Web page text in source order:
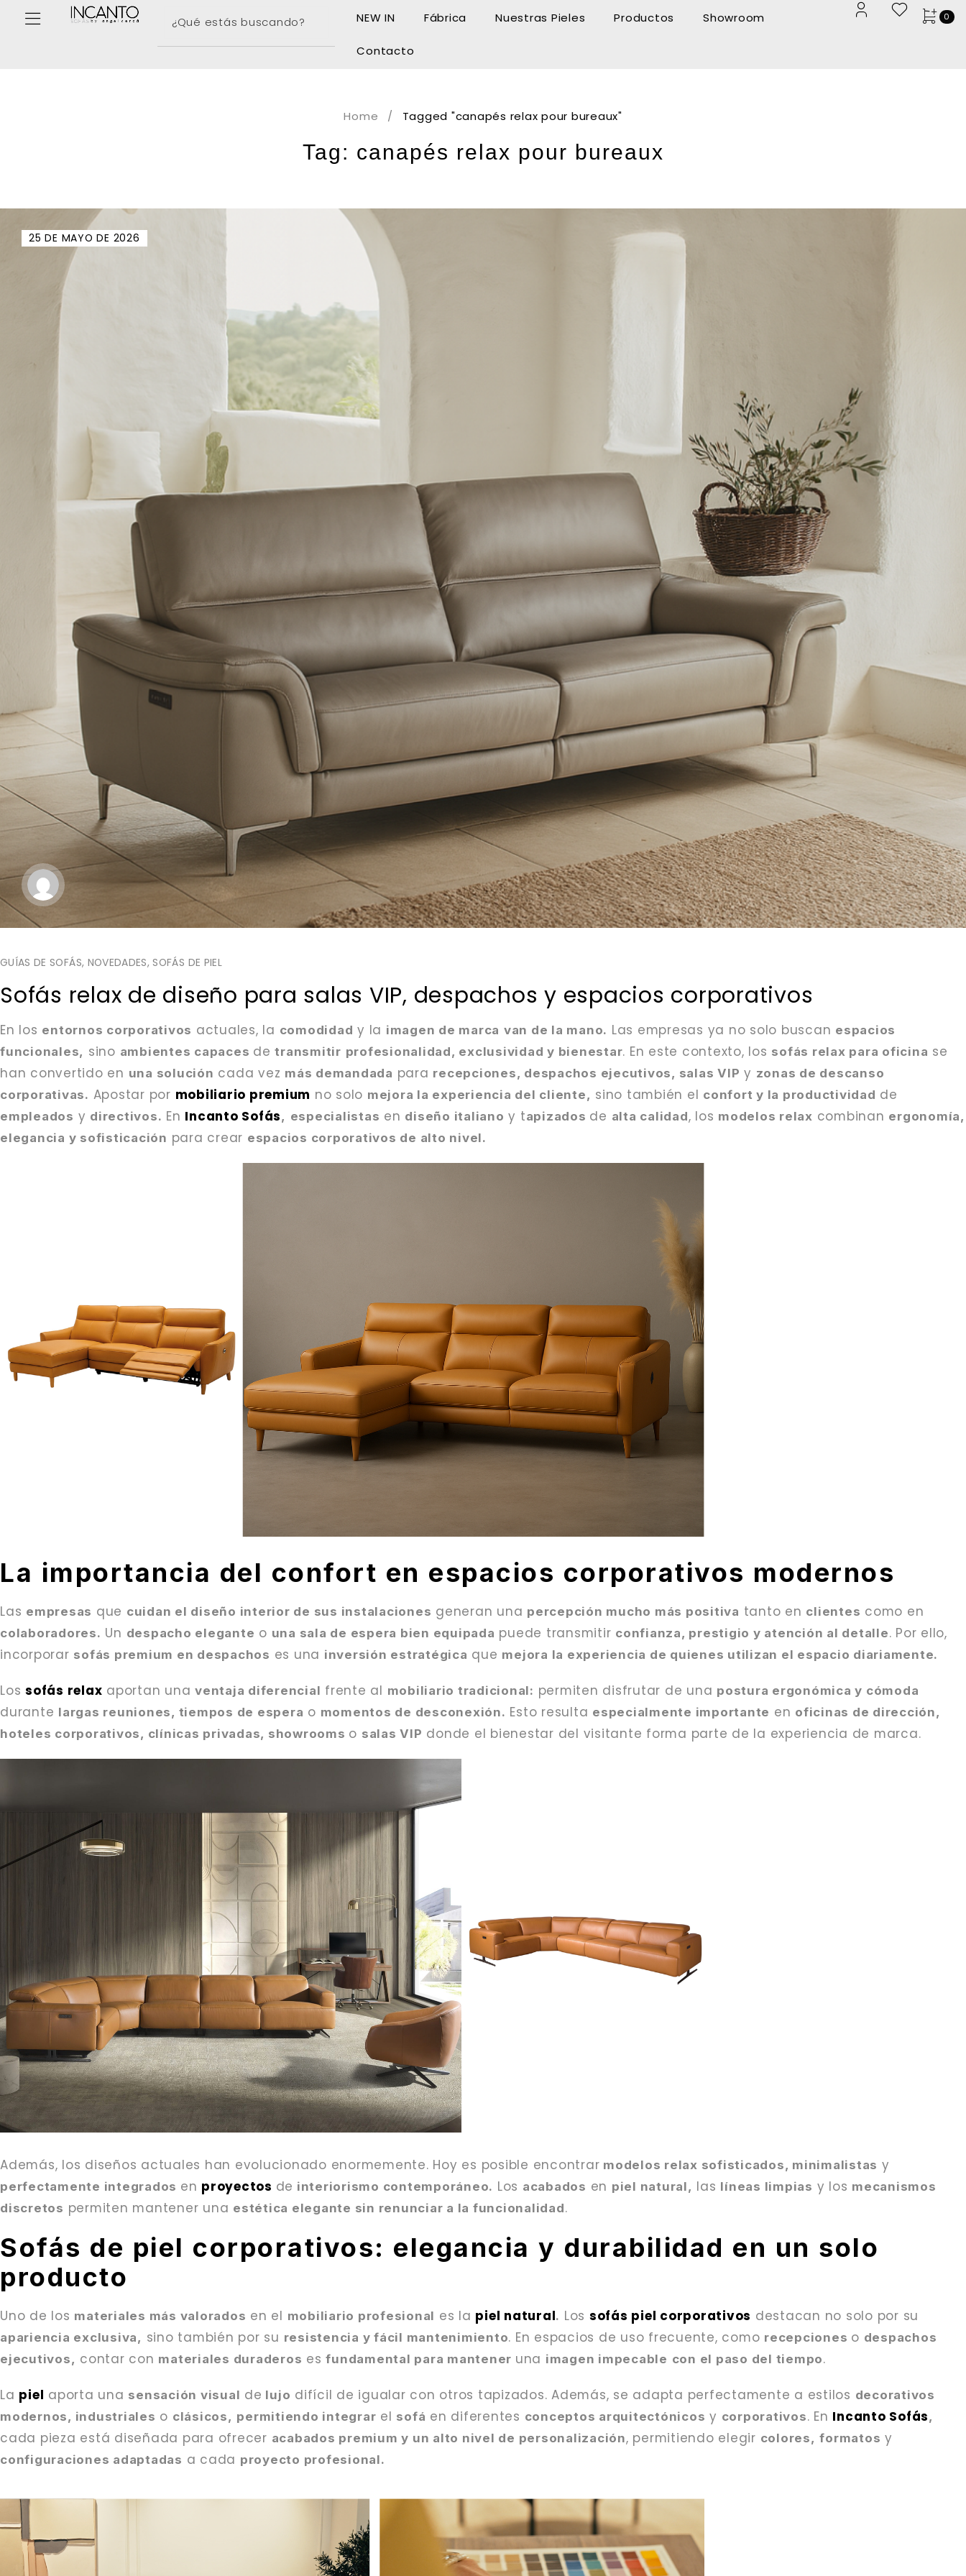
NEW IN Fábrica Nuestras Pieles Productos Showroom
Contacto
0
Tag: canapés relax pour bureaux
Home / Tagged "canapés relax pour bureaux"
25 DE MAYO DE 2026
GUÍAS DE SOFÁS, NOVEDADES,SOFÁS DE PIEL
Sofás relax de diseño para salas VIP, despachos y espacios corporativos
En los entornos corporativos actuales, la comodidad y la imagen de marca van de la mano. Las empresas ya no solo buscan espacios
funcionales, sino ambientes capaces detransmitir profesionalidad, exclusividad y bienestar. En este contexto, los sofás relax para oficina se
han convertido en una solución cada vez más demandada para recepciones, despachos ejecutivos, salas VIP y zonas de descanso
corporativas. Apostar por mobiliario premium no solo mejora la experiencia del cliente, sino también el confort y la productividad de
empleados y directivos. En Incanto Sofás, especialistas en diseño italiano y tapizados de alta calidad, los modelos relax combinan ergonomía,
elegancia y sofisticación para crear espacios corporativos de alto nivel.
La importancia del confort en espacios corporativos modernos
Las empresas que cuidan el diseño interior de sus instalaciones generan una percepción mucho más positiva tanto en clientes como en
colaboradores. Un despacho elegante o una sala de espera bien equipada puede transmitir confianza, prestigio y atención al detalle. Por ello,
incorporar sofás premium en despachos es una inversión estratégica que mejora la experiencia de quienes utilizan el espacio diariamente.
Los sofás relax aportan una ventaja diferencial frente al mobiliario tradicional: permiten disfrutar de una postura ergonómica y cómoda
durante largas reuniones, tiempos de espera o momentos de desconexión. Esto resulta especialmente importante en oficinas de dirección,
hoteles corporativos, clínicas privadas, showrooms o salas VIP donde el bienestar del visitante forma parte de la experiencia de marca.
Además, los diseños actuales han evolucionado enormemente. Hoy es posible encontrar modelos relax sofisticados, minimalistas y
perfectamente integrados en proyectos de interiorismo contemporáneo. Los acabados en piel natural, las líneas limpias y los mecanismos
discretos permiten mantener una estética elegante sin renunciar a la funcionalidad.
Sofás de piel corporativos: elegancia y durabilidad en un solo
producto
Uno de los materiales más valorados en el mobiliario profesional es la piel natural. Los sofás piel corporativos destacan no solo por su
apariencia exclusiva, sino también por su resistencia y fácil mantenimiento. En espacios de uso frecuente, como recepciones o despachos
ejecutivos, contar con materiales duraderos esfundamental para mantener una imagen impecable con el paso del tiempo.
La piel aporta una sensación visual de lujo difícil de igualar con otros tapizados. Además, se adapta perfectamente a estilos decorativos
modernos, industriales o clásicos, permitiendo integrar el sofá en diferentes conceptos arquitectónicos y corporativos. En Incanto Sofás,
cada pieza está diseñada para ofrecer acabados premium y un alto nivel de personalización, permitiendo elegir colores, formatos y
configuraciones adaptadas a cada proyecto profesional.